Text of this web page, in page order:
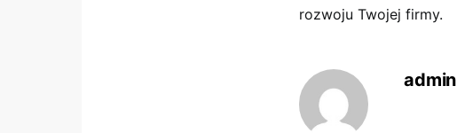
rozwoju Twojej firmy.
admin